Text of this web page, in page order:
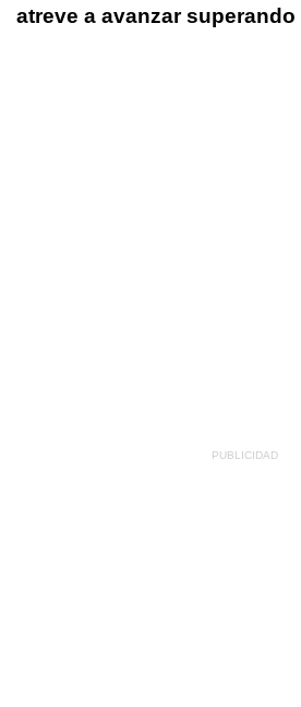
atreve a avanzar superando